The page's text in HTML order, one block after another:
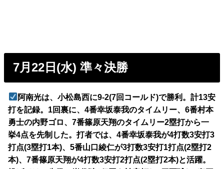
7月22日(水) 準々決勝
阿南光は、小松島西に9-2(7回コールド)で勝利。計13安
打を記録。1回裏に、4番幸坂泰我のタイムリー、6番村本
勇士の内野ゴロ、7番篠原天翔のタイムリー2塁打から一
挙4点を先制した。打者では、4番幸坂泰我が4打数3安打3
打点(3塁打1本)、5番山口綾仁が3打数3安打1打点(2塁打2
本)、7番篠原天翔が4打数3安打2打点(2塁打2本)と活躍。